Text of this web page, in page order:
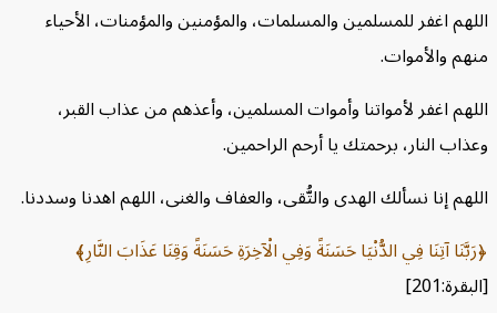
اغفر للمسلمين والمسلمات، والمؤمنين والمؤمنات، الأحياء
والأموات.
اغفر لأمواتنا وأموات المسلمين، وأعذهم من عذاب القبر،
النار، برحمتك يا أرحم الراحمين.
إنا نسألك الهدى والتُّقى، والعفاف والغنى، اللهم اهدنا وسددنا.
آتِنَا فِي الدُّنْيَا حَسَنَةً وَفِي الْآخِرَةِ حَسَنَةً وَقِنَا عَذَابَ النَّارِ